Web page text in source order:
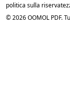
politica sulla
© 2026 OOMOL PDF.